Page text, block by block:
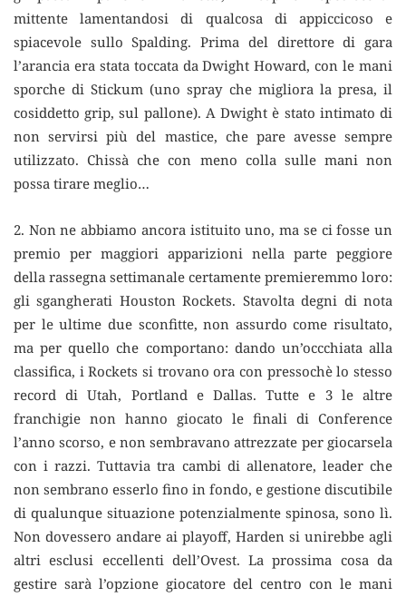
mittente lamentandosi di qualcosa di appiccicoso e
spiacevole sullo Spalding. Prima del direttore di gara
l’arancia era stata toccata da Dwight Howard, con le mani
sporche di Stickum (uno spray che migliora la presa, il
cosiddetto grip, sul pallone). A Dwight è stato intimato di
non servirsi più del mastice, che pare avesse sempre
utilizzato. Chissà che con meno colla sulle mani non
possa tirare meglio…
2. Non ne abbiamo ancora istituito uno, ma se ci fosse un
premio per maggiori apparizioni nella parte peggiore
della rassegna settimanale certamente premieremmo loro:
gli sgangherati Houston Rockets. Stavolta degni di nota
per le ultime due sconfitte, non assurdo come risultato,
ma per quello che comportano: dando un’occchiata alla
classifica, i Rockets si trovano ora con pressochè lo stesso
record di Utah, Portland e Dallas. Tutte e 3 le altre
franchigie non hanno giocato le finali di Conference
l’anno scorso, e non sembravano attrezzate per giocarsela
con i razzi. Tuttavia tra cambi di allenatore, leader che
non sembrano esserlo fino in fondo, e gestione discutibile
di qualunque situazione potenzialmente spinosa, sono lì.
Non dovessero andare ai playoff, Harden si unirebbe agli
altri esclusi eccellenti dell’Ovest. La prossima cosa da
gestire sarà l’opzione giocatore del centro con le mani